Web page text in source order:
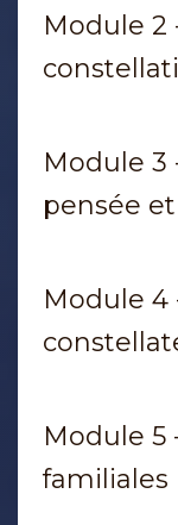
Module
Module 3
pensée
Module 4
Module 5
familiales